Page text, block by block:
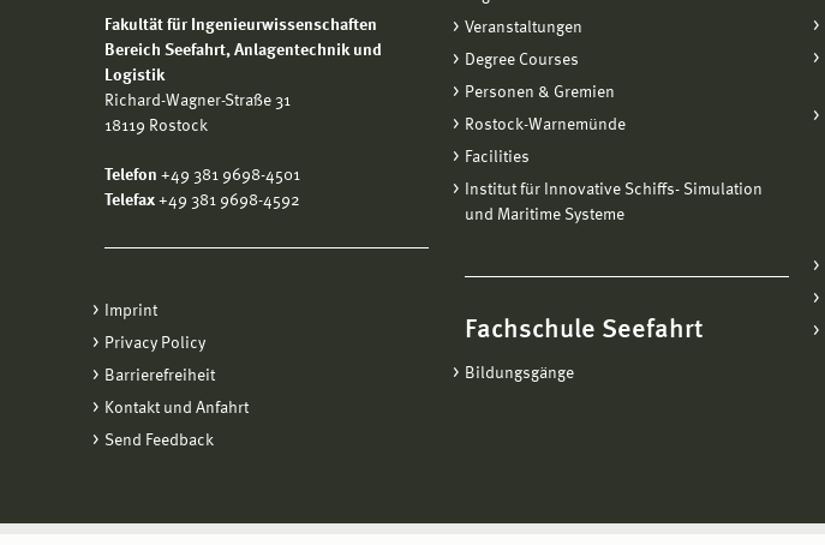
Fakultät für Ingenieurwissenschaften
Bereich Seefahrt, Anlagentechnik und
Logistik
Richard-Wagner-Straße 31
18119 Rostock
Telefon +49 381 9698-4501
Telefax +49 381 9698-4592
Imprint
Privacy Policy
Barrierefreiheit
Kontakt und Anfahrt
Send Feedback
Veranstaltungen
Degree Courses
Personen & Gremien
Rostock-Warnemünde
Facilities
Institut für Innovative Schiffs- Simulation
und Maritime Systeme
Fachschule Seefahrt
Bildungsgänge